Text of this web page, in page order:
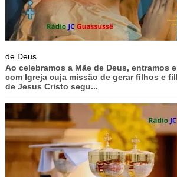
de Deus
Ao celebramos a Mãe de Deus, entramos
com Igreja cuja missão de gerar filhos e
de Jesus Cristo segu...